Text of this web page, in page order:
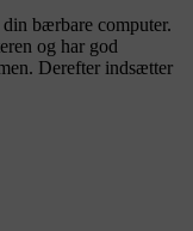
bærbare computer.
og har god
Derefter indsætter